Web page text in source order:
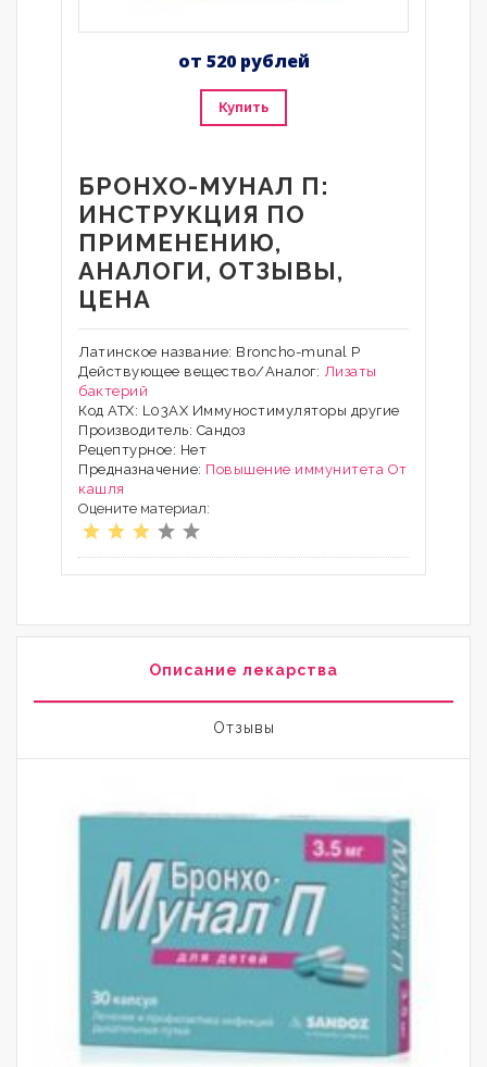
от 520 рублей
Купить
БРОНХО-МУНАЛ П:
ИНСТРУКЦИЯ ПО
ПРИМЕНЕНИЮ,
АНАЛОГИ, ОТЗЫВЫ,
ЦЕНА
Латинское название: Broncho-munal P
Действующее вещество/Аналог: Лизаты
бактерий
Код АТХ: L03AX Иммуностимуляторы другие
Производитель: Сандоз
Рецептурное: Нет
Предназначение: Повышение иммунитета От
кашля
Оцените материал:
Описание лекарства
Отзывы